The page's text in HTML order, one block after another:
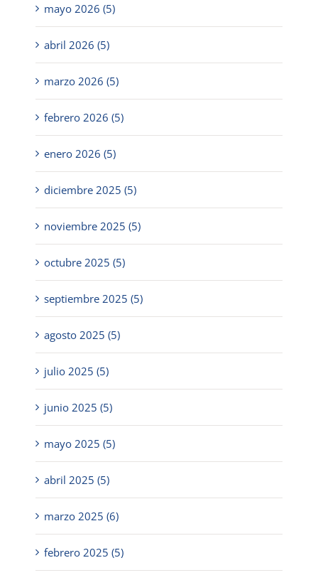
mayo 2026 (5)
abril 2026 (5)
marzo 2026 (5)
febrero 2026 (5)
enero 2026 (5)
diciembre 2025 (5)
noviembre 2025 (5)
octubre 2025 (5)
septiembre 2025 (5)
agosto 2025 (5)
julio 2025 (5)
junio 2025 (5)
mayo 2025 (5)
abril 2025 (5)
marzo 2025 (6)
febrero 2025 (5)